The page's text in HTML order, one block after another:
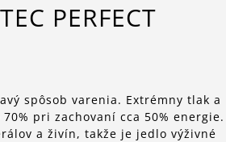
PERFECT
spôsob varenia. Extrémny tlak a
pri zachovaní cca 50% energie.
a živín, takže je jedlo výživné